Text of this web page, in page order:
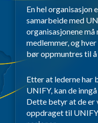
En hel organisasjon
samarbeide med
organisasjonene
medlemmer, og
bør oppmuntres til
Etter at lederne har
UNIFY, kan de
Dette betyr at de er
oppdraget til UNIFY